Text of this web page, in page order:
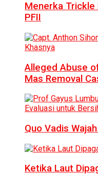
Menerka
PFII
Alleged Abuse
Mas Removal
Quo Vadis
Ketika Laut